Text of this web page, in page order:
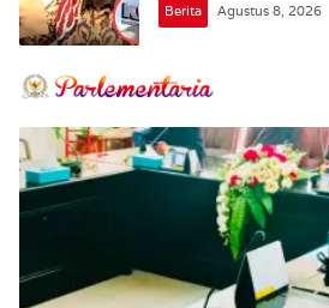
Berita Agustus 8, 2026